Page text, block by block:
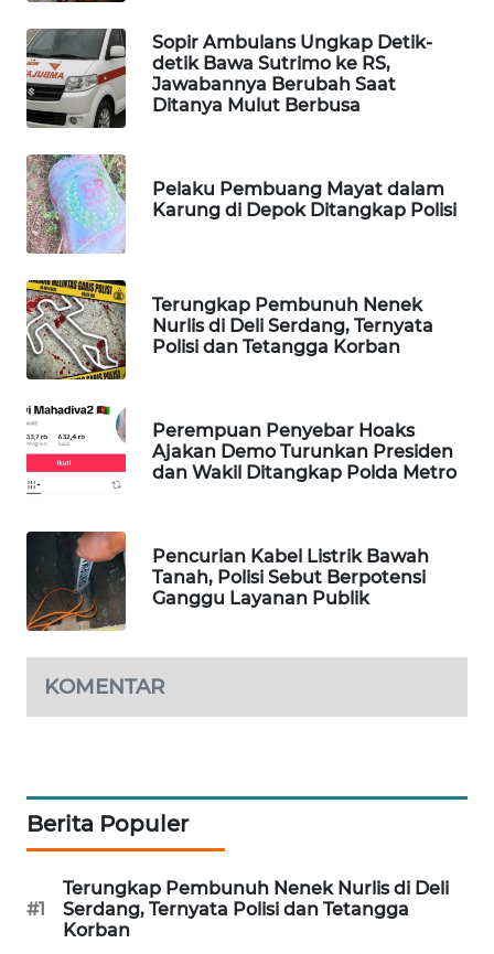
Sopir Ambulans Ungkap Detik-
detik Bawa Sutrimo ke RS,
Jawabannya Berubah Saat
Ditanya Mulut Berbusa
Pelaku Pembuang Mayat dalam
Karung di Depok Ditangkap Polisi
Terungkap Pembunuh Nenek
Nurlis di Deli Serdang, Ternyata
Polisi dan Tetangga Korban
Perempuan Penyebar Hoaks
Ajakan Demo Turunkan Presiden
dan Wakil Ditangkap Polda Metro
Pencurian Kabel Listrik Bawah
Tanah, Polisi Sebut Berpotensi
Ganggu Layanan Publik
KOMENTAR
Berita Populer
#1
Terungkap Pembunuh Nenek Nurlis di Deli
Serdang, Ternyata Polisi dan Tetangga
Korban
WAHANA
ADVOKAT
WAHANA
WAHANA
KONSUMEN
WAHANA
LISTRIK
WAHANA
WAHANA
TV
WAHANANEWS
ID
WAHANANEWS
WAHANANEWS
NET
SPORT
UMKM
WAHANA